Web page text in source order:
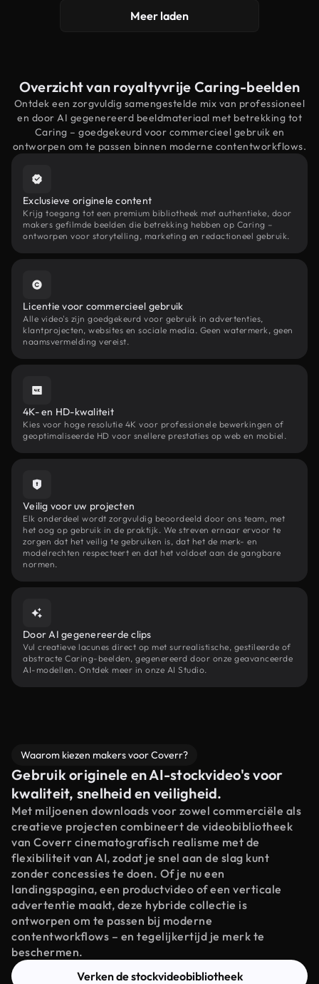
Meer laden
Overzicht van royaltyvrije Caring-beelden
Ontdek een zorgvuldig samengestelde mix van professioneel
en door AI gegenereerd beeldmateriaal met betrekking tot
Caring – goedgekeurd voor commercieel gebruik en
ontworpen om te passen binnen moderne contentworkflows.
Exclusieve originele content
Krijg toegang tot een premium bibliotheek met authentieke, door
makers gefilmde beelden die betrekking hebben op Caring –
ontworpen voor storytelling, marketing en redactioneel gebruik.
Licentie voor commercieel gebruik
Alle video's zijn goedgekeurd voor gebruik in advertenties,
klantprojecten, websites en sociale media. Geen watermerk, geen
naamsvermelding vereist.
4K- en HD-kwaliteit
Kies voor hoge resolutie 4K voor professionele bewerkingen of
geoptimaliseerde HD voor snellere prestaties op web en mobiel.
Veilig voor uw projecten
Elk onderdeel wordt zorgvuldig beoordeeld door ons team, met
het oog op gebruik in de praktijk. We streven ernaar ervoor te
zorgen dat het veilig te gebruiken is, dat het de merk- en
modelrechten respecteert en dat het voldoet aan de gangbare
normen.
Door AI gegenereerde clips
Vul creatieve lacunes direct op met surrealistische, gestileerde of
abstracte Caring-beelden, gegenereerd door onze geavanceerde
AI-modellen. Ontdek meer in onze AI Studio.
Waarom kiezen makers voor Coverr?
Gebruik originele en AI-stockvideo's voor
kwaliteit, snelheid en veiligheid.
Met miljoenen downloads voor zowel commerciële als
creatieve projecten combineert de videobibliotheek
van Coverr cinematografisch realisme met de
flexibiliteit van AI, zodat je snel aan de slag kunt
zonder concessies te doen. Of je nu een
landingspagina, een productvideo of een verticale
advertentie maakt, deze hybride collectie is
ontworpen om te passen bij moderne
contentworkflows – en tegelijkertijd je merk te
beschermen.
Verken de stockvideobibliotheek